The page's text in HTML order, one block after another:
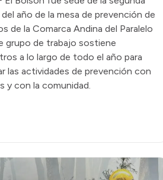
año de la mesa de prevención de
de la Comarca Andina del Paralelo
grupo de trabajo sostiene
a lo largo de todo el año para
las actividades de prevención con
y con la comunidad.